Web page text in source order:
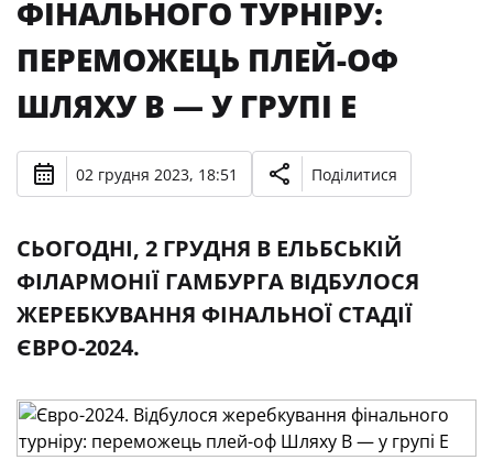
ФІНАЛЬНОГО ТУРНІРУ:
ПЕРЕМОЖЕЦЬ ПЛЕЙ-ОФ
ШЛЯХУ В — У ГРУПІ Е
02 грудня 2023, 18:51 Поділитися
СЬОГОДНІ, 2 ГРУДНЯ В ЕЛЬБСЬКІЙ
ФІЛАРМОНІЇ ГАМБУРГА ВІДБУЛОСЯ
ЖЕРЕБКУВАННЯ ФІНАЛЬНОЇ СТАДІЇ
ЄВРО-2024.